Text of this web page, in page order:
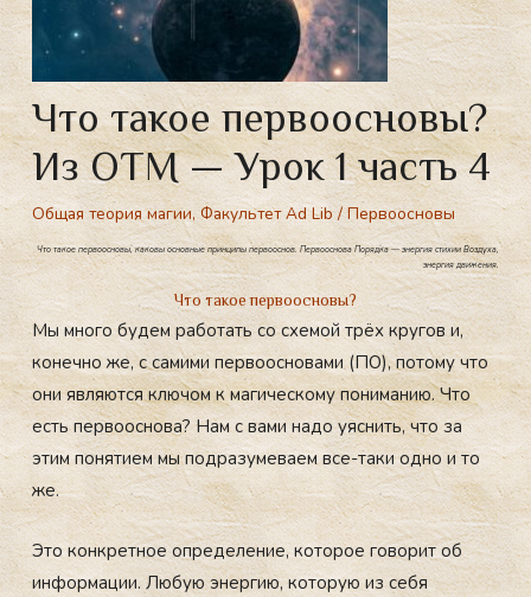
Что такое первоосновы?
Из ОТМ — Урок 1 часть 4
Общая теория магии,Факультет Ad Lib /Первоосновы
Что такое первоосновы, каковы основные принципы первооснов. Первооснова Порядка — энергия стихии Воздуха,
энергия движения.
Что такое первоосновы?
Мы много будем работать со схемой трёх кругов и,
конечно же, с самими первоосновами (ПО), потому что
они являются ключом к магическому пониманию. Что
есть первооснова? Нам с вами надо уяснить, что за
этим понятием мы подразумеваем все-таки одно и то
же.
Это конкретное определение, которое говорит об
информации. Любую энергию, которую из себя